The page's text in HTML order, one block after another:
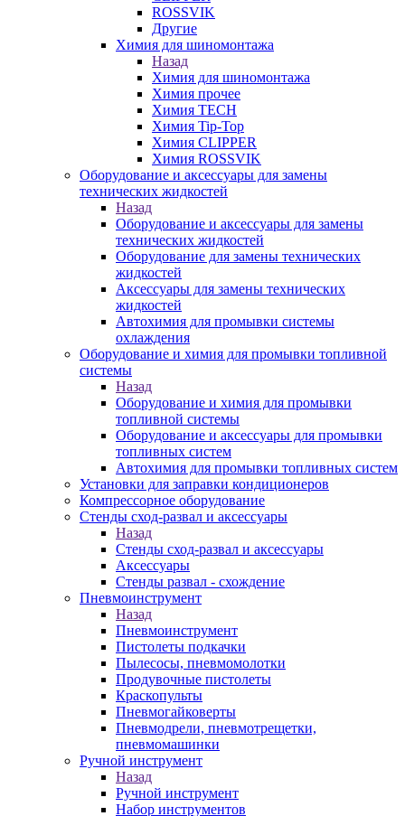
ROSSVIK
Другие
Химия для шиномонтажа
Назад
Химия для шиномонтажа
Химия прочее
Химия TECH
Химия Tip-Top
Химия CLIPPER
Химия ROSSVIK
Оборудование и аксессуары для замены
технических жидкостей
Назад
Оборудование и аксессуары для замены
технических жидкостей
Оборудование для замены технических
жидкостей
Аксессуары для замены технических
жидкостей
Автохимия для промывки системы
охлаждения
Оборудование и химия для промывки топливной
системы
Назад
Оборудование и химия для промывки
топливной системы
Оборудование и аксессуары для промывки
топливных систем
Автохимия для промывки топливных систем
Установки для заправки кондиционеров
Компрессорное оборудование
Стенды сход-развал и аксессуары
Назад
Стенды сход-развал и аксессуары
Аксессуары
Стенды развал - схождение
Пневмоинструмент
Назад
Пневмоинструмент
Пистолеты подкачки
Пылесосы, пневмомолотки
Продувочные пистолеты
Краскопульты
Пневмогайковерты
Пневмодрели, пневмотрещетки,
пневмомашинки
Ручной инструмент
Назад
Ручной инструмент
Набор инструментов